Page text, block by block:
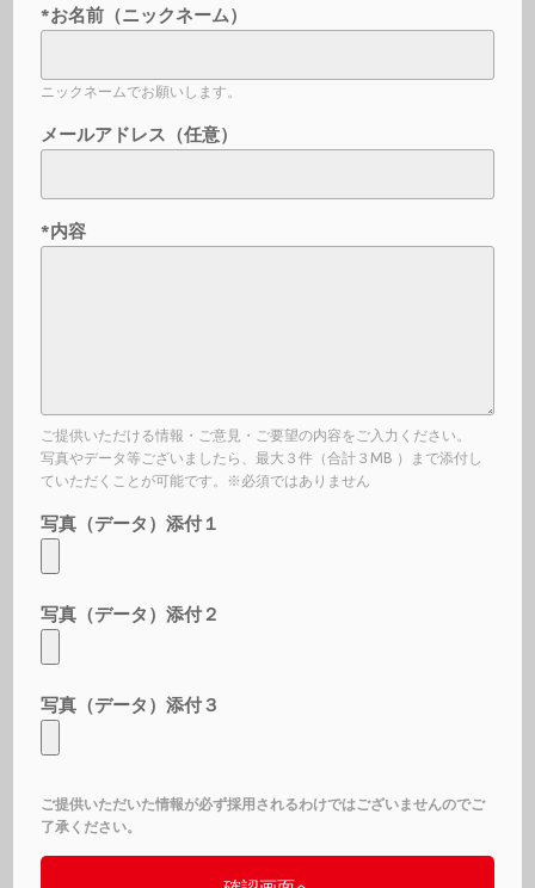
*お名前（ニックネーム）
ニックネームでお願いします。
メールアドレス（任意）
*内容
ご提供いただける情報・ご意見・ご要望の内容をご入力ください。
写真やデータ等ございましたら、最大３件（合計３MB ）まで添付し
ていただくことが可能です。※必須ではありません
写真（データ）添付１
写真（データ）添付２
写真（データ）添付３
ご提供いただいた情報が必ず採用されるわけではございませんのでご
了承ください。